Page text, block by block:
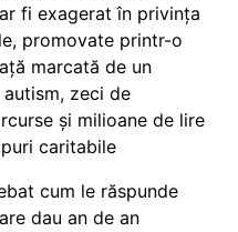
fi exagerat în privința
promovate printr-o
marcată de un
zeci de
și milioane de lire
caritabile
cum le răspunde
dau an de an